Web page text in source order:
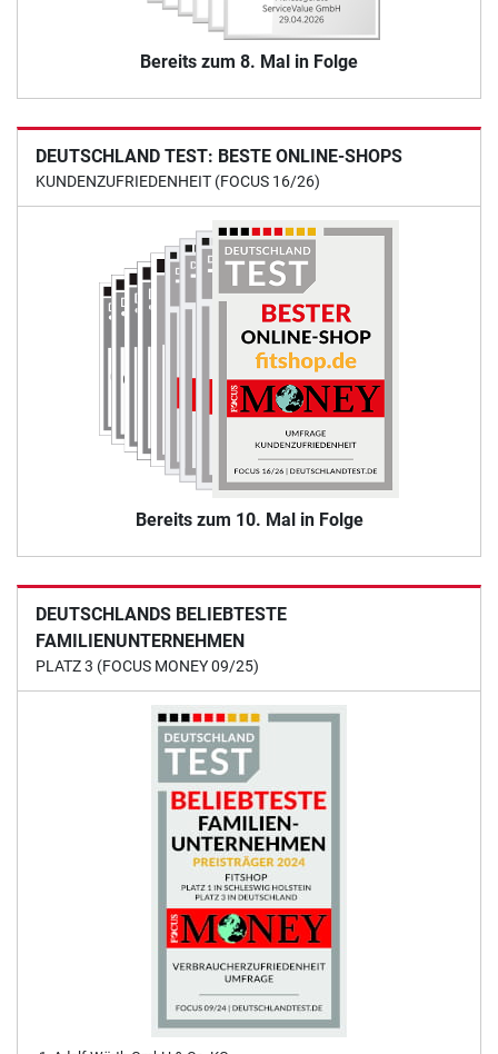
Bereits zum 8. Mal in Folge
DEUTSCHLAND TEST: BESTE ONLINE-SHOPS
KUNDENZUFRIEDENHEIT (FOCUS 16/26)
Bereits zum 10. Mal in Folge
DEUTSCHLANDS BELIEBTESTE
FAMILIENUNTERNEHMEN
PLATZ 3 (FOCUS MONEY 09/25)